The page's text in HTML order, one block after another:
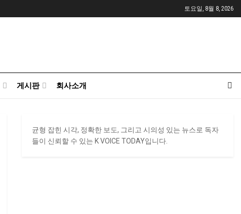
토요일, 8월 8, 2026
게시판 회사소개
균형 잡힌 시각, 정확한 보도, 그리고 시의성 있는 뉴스로 독자
들이 신뢰할 수 있는 K VOICE TODAY입니다.